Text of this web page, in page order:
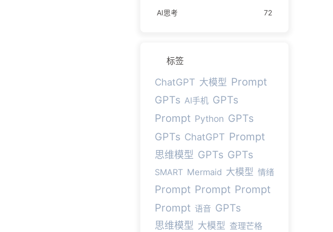
AI思考
72
标签
ChatGPT 大模型 Prompt
GPTs AI手机 GPTs
Prompt Python GPTs
GPTs ChatGPT Prompt
思维模型 GPTs GPTs
SMART Mermaid 大模型 情绪
Prompt Prompt Prompt
Prompt 语音 GPTs
思维模型 大模型 查理芒格